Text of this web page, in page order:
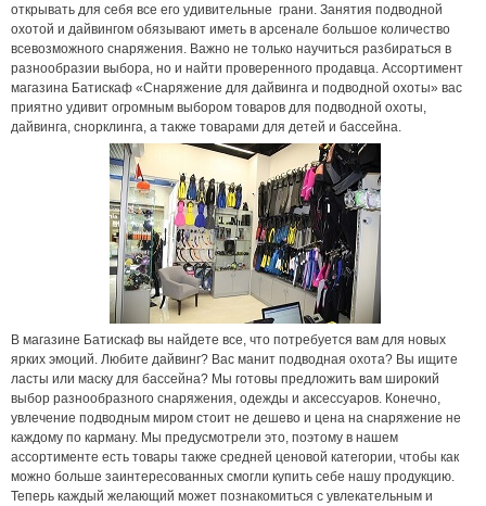
открывать для себя все его удивительные грани. Занятия подводной
охотой и дайвингом обязывают иметь в арсенале большое количество
всевозможного снаряжения. Важно не только научиться разбираться в
разнообразии выбора, но и найти проверенного продавца. Ассортимент
магазина Батискаф «Снаряжение для дайвинга и подводной охоты» вас
приятно удивит огромным выбором товаров для подводной охоты,
дайвинга, снорклинга, а также товарами для детей и бассейна.
В магазине Батискаф вы найдете все, что потребуется вам для новых
ярких эмоций. Любите дайвинг? Вас манит подводная охота? Вы ищите
ласты или маску для бассейна? Мы готовы предложить вам широкий
выбор разнообразного снаряжения, одежды и аксессуаров. Конечно,
увлечение подводным миром стоит не дешево и цена на снаряжение не
каждому по карману. Мы предусмотрели это, поэтому в нашем
ассортименте есть товары также средней ценовой категории, чтобы как
можно больше заинтересованных смогли купить себе нашу продукцию.
Теперь каждый желающий может познакомиться с увлекательным и